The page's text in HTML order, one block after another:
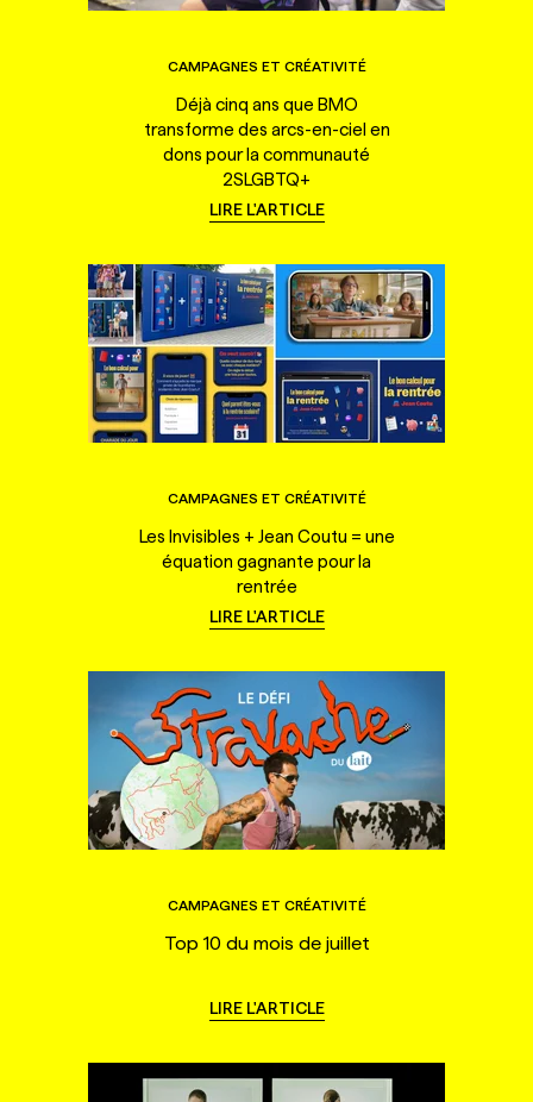
CAMPAGNES ET CRÉATIVITÉ
Déjà cinq ans que BMO
transforme des arcs-en-ciel en
dons pour la communauté
2SLGBTQ+
LIRE L'ARTICLE
CAMPAGNES ET CRÉATIVITÉ
Les Invisibles + Jean Coutu = une
équation gagnante pour la
rentrée
LIRE L'ARTICLE
CAMPAGNES ET CRÉATIVITÉ
Top 10 du mois de juillet
LIRE L'ARTICLE